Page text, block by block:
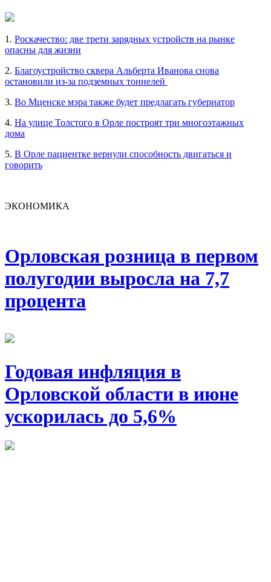
1. Роскачество: две трети зарядных устройств на рынке
опасны для жизни
2. Благоустройство сквера Альберта Иванова снова
остановили из-за подземных тоннелей
3. Во Мценске мэра также будет предлагать губернатор
4. На улице Толстого в Орле построят три многоэтажных
дома
5. В Орле пациентке вернули способность двигаться и
говорить
ЭКОНОМИКА
Орловская розница в первом
полугодии выросла на 7,7
процента
Годовая инфляция в
Орловской области в июне
ускорилась до 5,6%